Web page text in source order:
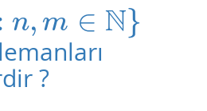
n, m ∈ N}
N}
?